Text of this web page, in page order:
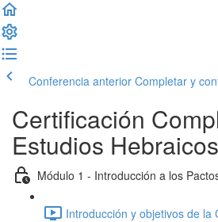
Conferencia anterior Completar y
Certificación
Estudios Hebraicos
Módulo 1 - Introducción a los
Introducción y objetivos de la